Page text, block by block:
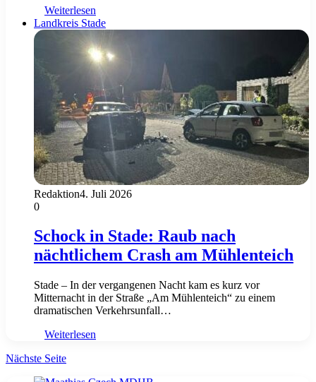
Weiterlesen
Landkreis Stade
Redaktion4. Juli 2026
0
Schock in Stade: Raub nach
nächtlichem Crash am Mühlenteich
Stade – In der vergangenen Nacht kam es kurz vor
Mitternacht in der Straße „Am Mühlenteich“ zu einem
dramatischen Verkehrsunfall…
Weiterlesen
Nächste Seite